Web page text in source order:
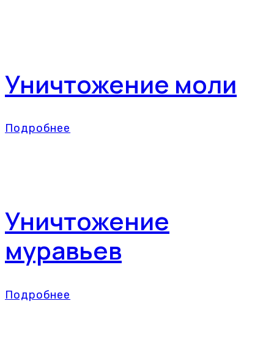
Уничтожение моли
Подробнее
Уничтожение
муравьев
Подробнее